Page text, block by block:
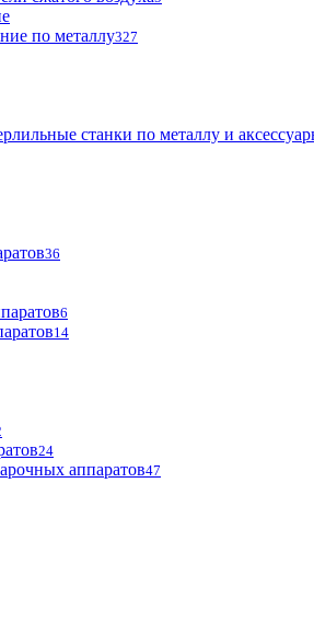
по металлу327
станки по металлу и
36
6
14
24
аппаратов47